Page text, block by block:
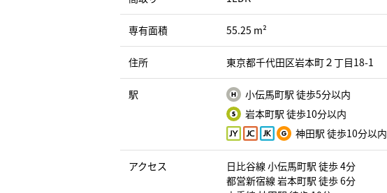
専有面積 55.25 m²
住所 東京都千代田区岩本町２丁目18-1
駅
小伝馬町駅 徒歩5分以内
岩本町駅 徒歩10分以内
神田駅 徒歩10分以内
アクセス
日比谷線 小伝馬町駅 徒歩 4分
都営新宿線 岩本町駅 徒歩 6分